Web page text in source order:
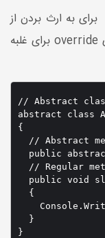
به ارث بردن از
یک کلاس استفاده می کنیم و از کلمه کلیدی override برای غلبه
// Abstract
abstract class
{
// Abstract
public
// Regular
public void
  {
  }
}